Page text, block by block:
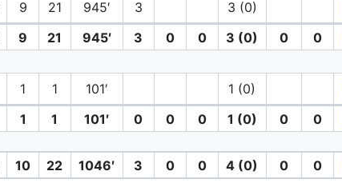
9 21 945′ 3 3 (0)
9 21 945′ 3 0 0 3 (0) 0 0
1 1 101′ 1 (0)
1 1 101′ 0 0 0 1 (0) 0 0
10 22 1046′ 3 0 0 4 (0) 0 0